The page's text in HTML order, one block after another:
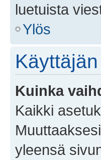
luetuista
Ylös
Kuinka
Kaikki
yleensä